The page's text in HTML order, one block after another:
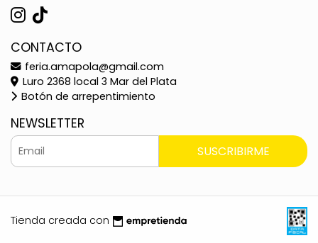
CONTACTO
feria.amapola@gmail.com
Luro 2368 local 3 Mar del Plata
Botón de arrepentimiento
NEWSLETTER
SUSCRIBIRME
Tienda creada con